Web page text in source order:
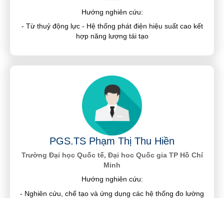
Hướng nghiên cứu:
- Từ thuỷ động lực - Hệ thống phát điện hiệu suất cao kết
hợp năng lượng tái tạo
PGS.TS Phạm Thị Thu Hiền
Trường Đại học Quốc tế, Đại hoc Quốc gia TP Hồ Chí
Minh
Hướng nghiên cứu:
- Nghiên cứu, chế tạo và ứng dụng các hệ thống đo lường